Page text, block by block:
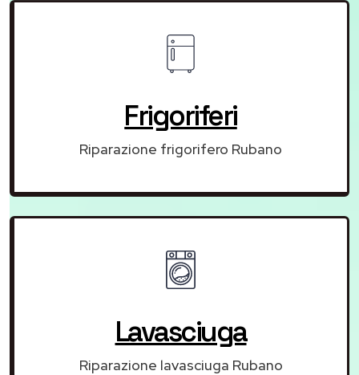
Frigoriferi
Riparazione frigorifero Rubano
Lavasciuga
Riparazione lavasciuga Rubano